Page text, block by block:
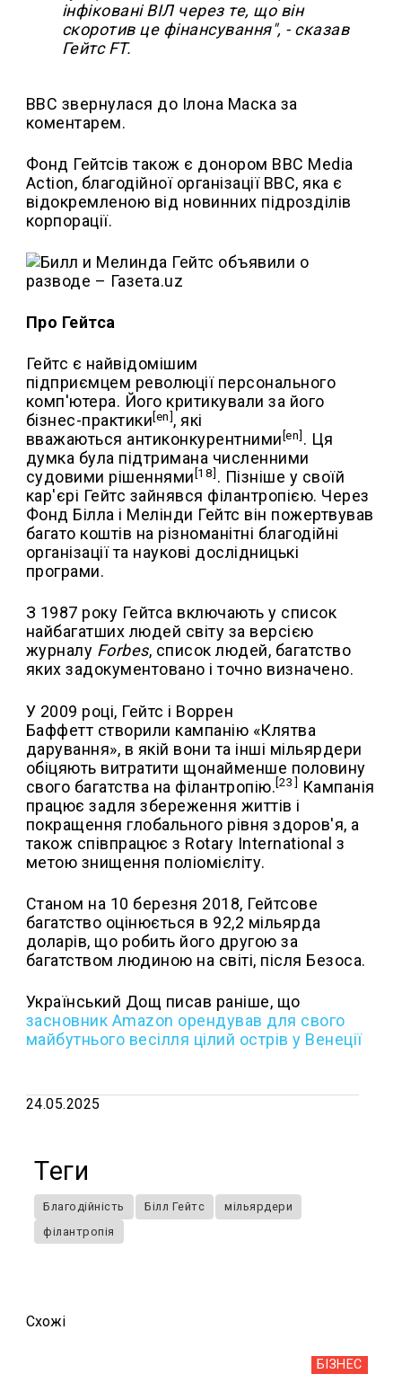
інфіковані ВІЛ через те, що він
скоротив це фінансування", - сказав
Гейтс FT.
BBC звернулася до Ілона Маска за
коментарем.
Фонд Гейтсів також є донором BBC Media
Action, благодійної організації BBC, яка є
відокремленою від новинних підрозділів
корпорації.
Про Гейтса
Гейтс є найвідомішим
підприємцем революції персонального
комп'ютера. Його критикували за його
бізнес-практики[en], які
вважаються антиконкурентними[en]. Ця
думка була підтримана численними
судовими рішеннями[18]. Пізніше у своїй
кар'єрі Гейтс зайнявся філантропією. Через
Фонд Білла і Мелінди Гейтс він пожертвував
багато коштів на різноманітні благодійні
організації та наукові дослідницькі
програми.
З 1987 року Гейтса включають у список
найбагатших людей світу за версією
журналу Forbes, список людей, багатство
яких задокументовано і точно визначено.
У 2009 році, Гейтс і Воррен
Баффетт створили кампанію «Клятва
дарування», в якій вони та інші мільярдери
обіцяють витратити щонайменше половину
свого багатства на філантропію.[23] Кампанія
працює задля збереження життів і
покращення глобального рівня здоров'я, а
також співпрацює з Rotary International з
метою знищення поліомієліту.
Станом на 10 березня 2018, Гейтсове
багатство оцінюється в 92,2 мільярда
доларів, що робить його другою за
багатством людиною на світі, після Безоса.
Український Дощ писав раніше, що
засновник Amazon орендував для свого
майбутнього весілля цілий острів у Венеції
24.05.2025
Теги
Благодійність Білл Гейтс
мільярдери
філантропія
Схожi
БІЗНЕС